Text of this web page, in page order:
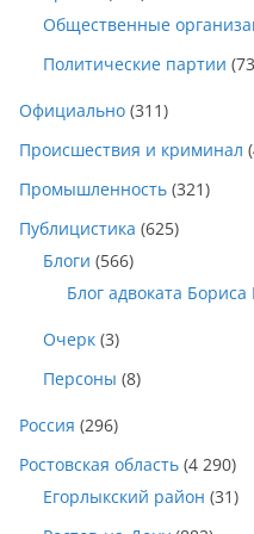
Общественные
Политические партии
Официально (311)
Происшествия и криминал
Промышленность (321)
Публицистика (625)
Блоги (566)
Блог адвоката
Очерк (3)
Персоны (8)
Россия (296)
Ростовская область (4 290)
Егорлыкский район (31)